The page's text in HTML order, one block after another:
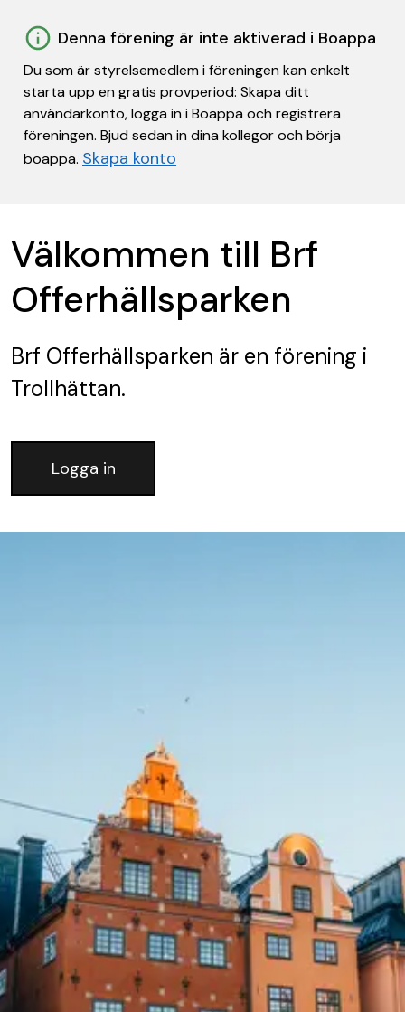
Denna förening är inte aktiverad i Boappa
Du som är styrelsemedlem i föreningen kan enkelt
starta upp en gratis provperiod: Skapa ditt
användarkonto, logga in i Boappa och registrera
föreningen. Bjud sedan in dina kollegor och börja
boappa. Skapa konto
Välkommen till Brf
Offerhällsparken
Brf Offerhällsparken är en förening i
Trollhättan.
Logga in